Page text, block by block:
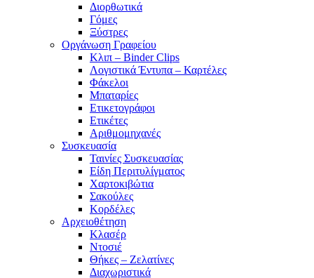
Διορθωτικά
Γόμες
Ξύστρες
Οργάνωση Γραφείου
Κλιπ – Binder Clips
Λογιστικά Έντυπα – Καρτέλες
Φάκελοι
Μπαταρίες
Ετικετογράφοι
Ετικέτες
Αριθμομηχανές
Συσκευασία
Ταινίες Συσκευασίας
Είδη Περιτυλίγματος
Χαρτοκιβώτια
Σακούλες
Κορδέλες
Αρχειοθέτηση
Κλασέρ
Ντοσιέ
Θήκες – Ζελατίνες
Διαχωριστικά